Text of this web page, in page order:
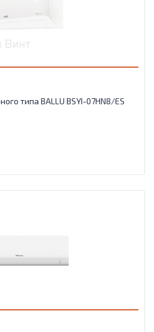
типа BALLU BSYI-07HN8/ES